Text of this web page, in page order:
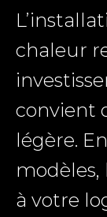
chaleur
convient
légère.
modèles,
à votre